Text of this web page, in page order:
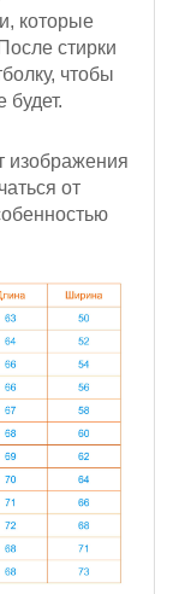
которые
стирки
чтобы
будет.
изображения
от